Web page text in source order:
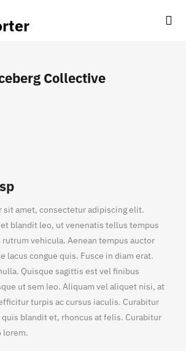
Collective
sit amet, consectetur adipiscing elit.
blandit leo, ut venenatis tellus tempus
vehicula. Aenean tempus auctor
lacus congue quis. Fusce in diam erat.
Quisque sagittis est vel finibus
ut sem leo. Aliquam vel aliquet nisi, at
turpis ac cursus iaculis. Curabitur
blandit et, rhoncus at felis. Curabitur
lorem.